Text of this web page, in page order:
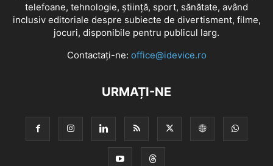
telefoane, tehnologie, știință, sport, sănătate, având
inclusiv editoriale despre subiecte de divertisment, filme,
jocuri, disponibile pentru publicul larg.
Contactați-ne: office@idevice.ro
URMAȚI-NE